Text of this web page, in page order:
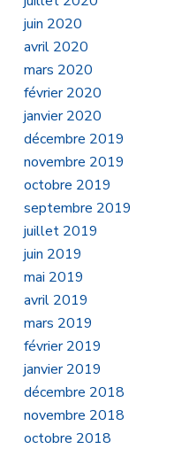
juin 2020
avril 2020
mars 2020
février 2020
janvier 2020
décembre 2019
novembre 2019
octobre 2019
septembre 2019
juillet 2019
juin 2019
mai 2019
avril 2019
mars 2019
février 2019
janvier 2019
décembre 2018
novembre 2018
octobre 2018